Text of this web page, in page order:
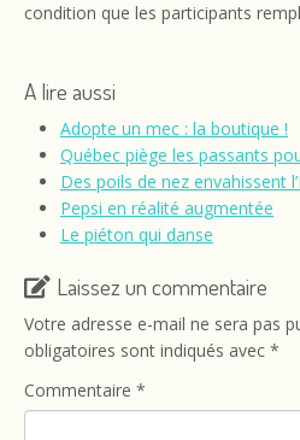
condition que les participants
A lire aussi
Adopte un mec : la boutique !
Québec piège les passants
Des poils de nez envahissent
Pepsi en réalité augmentée
Le piéton qui danse
Laissez un commentaire
Votre adresse e-mail ne sera pas
obligatoires sont indiqués avec *
Commentaire *